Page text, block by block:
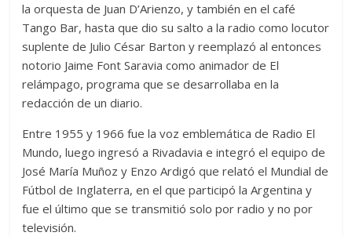
la orquesta de Juan D’Arienzo, y también en el café
Tango Bar, hasta que dio su salto a la radio como locutor
suplente de Julio César Barton y reemplazó al entonces
notorio Jaime Font Saravia como animador de El
relámpago, programa que se desarrollaba en la
redacción de un diario.
Entre 1955 y 1966 fue la voz emblemática de Radio El
Mundo, luego ingresó a Rivadavia e integró el equipo de
José María Muñoz y Enzo Ardigó que relató el Mundial de
Fútbol de Inglaterra, en el que participó la Argentina y
fue el último que se transmitió solo por radio y no por
televisión.